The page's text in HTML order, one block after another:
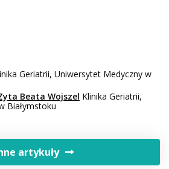
Geriatrii, Uniwersytet Medyczny w
Beata Wojszel Klinika Geriatrii,
Białymstoku
artykuły